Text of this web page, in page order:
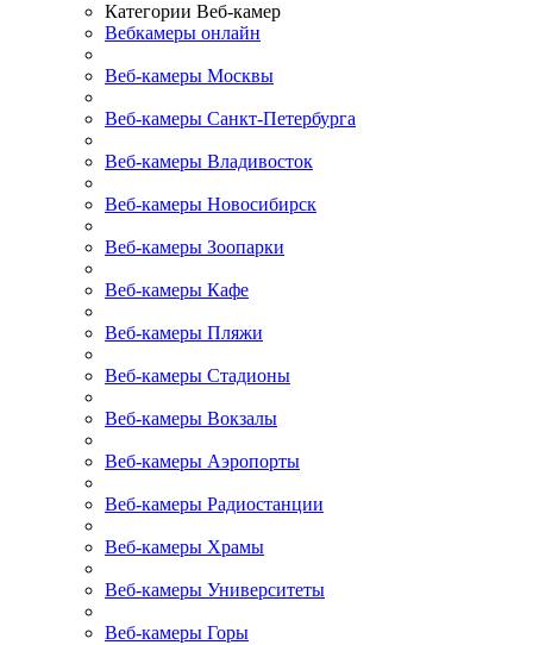
Категории Веб-камер
Вебкамеры онлайн
Веб-камеры Москвы
Веб-камеры Санкт-Петербурга
Веб-камеры Владивосток
Веб-камеры Новосибирск
Веб-камеры Зоопарки
Веб-камеры Кафе
Веб-камеры Пляжи
Веб-камеры Стадионы
Веб-камеры Вокзалы
Веб-камеры Аэропорты
Веб-камеры Радиостанции
Веб-камеры Храмы
Веб-камеры Университеты
Веб-камеры Горы